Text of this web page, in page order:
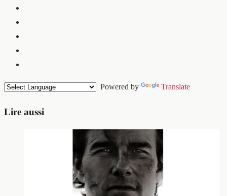
Powered by Translate
Lire aussi